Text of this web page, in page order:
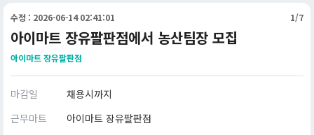
수정 : 2026-06-14 02:41:01 1/7
아이마트 장유팔판점에서 농산팀장 모집
아이마트 장유팔판점
마감일
채용시까지
근무마트
아이마트 장유팔판점